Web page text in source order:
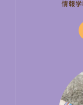
情報